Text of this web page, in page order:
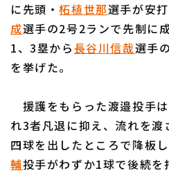
利用規約
に先頭・柘植世那選手が安
成選手の2号2ランで先制に
1、3塁から長谷川信哉選手
を挙げた。
援護をもらった渡邉投手
れ3者凡退に抑え、流れを
四球を出したところで降板
輔投手がわずか1球で後続を